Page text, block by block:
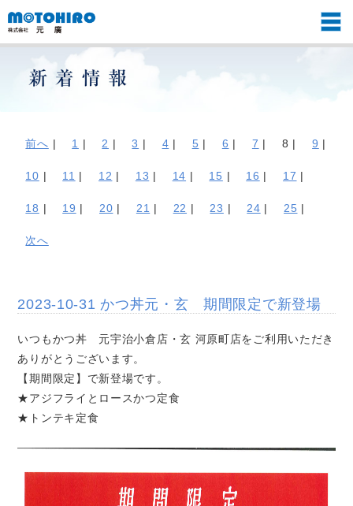
前へ | 1 | 2 | 3 | 4 | 5 | 6 | 7 | 8 | 9 |
10 | 11 | 12 | 13 | 14 | 15 | 16 | 17 |
18 | 19 | 20 | 21 | 22 | 23 | 24 | 25 |
次へ
2023-10-31 かつ丼元・玄 期間限定で新登場
いつもかつ丼 元宇治小倉店・玄 河原町店をご利用いただき
ありがとうございます。
【期間限定】で新登場です。
★アジフライとロースかつ定食
★トンテキ定食